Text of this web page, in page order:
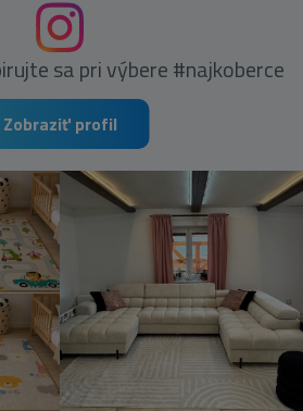
sa pri výbere #najkoberce
Zobraziť profil